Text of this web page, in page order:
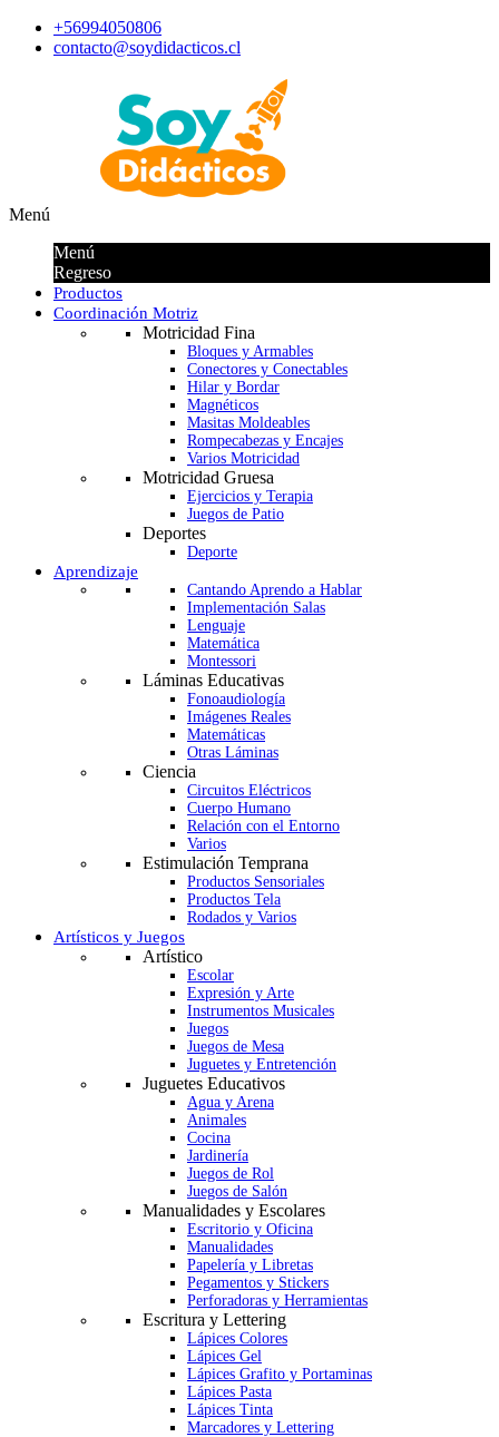
+56994050806
contacto@soydidacticos.cl
Menú
Menú
Regreso
Productos
Coordinación Motriz
Motricidad Fina
Bloques y Armables
Conectores y Conectables
Hilar y Bordar
Magnéticos
Masitas Moldeables
Rompecabezas y Encajes
Varios Motricidad
Motricidad Gruesa
Ejercicios y Terapia
Juegos de Patio
Deportes
Deporte
Aprendizaje
Cantando Aprendo a Hablar
Implementación Salas
Lenguaje
Matemática
Montessori
Láminas Educativas
Fonoaudiología
Imágenes Reales
Matemáticas
Otras Láminas
Ciencia
Circuitos Eléctricos
Cuerpo Humano
Relación con el Entorno
Varios
Estimulación Temprana
Productos Sensoriales
Productos Tela
Rodados y Varios
Artísticos y Juegos
Artístico
Escolar
Expresión y Arte
Instrumentos Musicales
Juegos
Juegos de Mesa
Juguetes y Entretención
Juguetes Educativos
Agua y Arena
Animales
Cocina
Jardinería
Juegos de Rol
Juegos de Salón
Manualidades y Escolares
Escritorio y Oficina
Manualidades
Papelería y Libretas
Pegamentos y Stickers
Perforadoras y Herramientas
Escritura y Lettering
Lápices Colores
Lápices Gel
Lápices Grafito y Portaminas
Lápices Pasta
Lápices Tinta
Marcadores y Lettering